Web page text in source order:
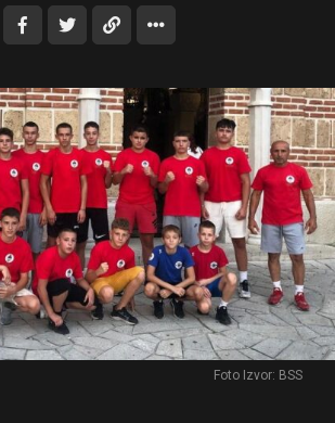
Foto Izvor: BSS